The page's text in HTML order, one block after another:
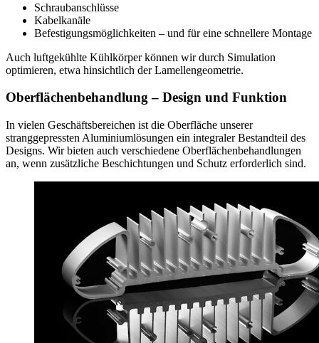
Schraubanschlüsse
Kabelkanäle
Befestigungsmöglichkeiten – und für eine schnellere Montage
Auch luftgekühlte Kühlkörper können wir durch Simulation
optimieren, etwa hinsichtlich der Lamellengeometrie.
Oberflächenbehandlung – Design und Funktion
In vielen Geschäftsbereichen ist die Oberfläche unserer
stranggepressten Aluminiumlösungen ein integraler Bestandteil des
Designs. Wir bieten auch verschiedene Oberflächenbehandlungen
an, wenn zusätzliche Beschichtungen und Schutz erforderlich sind.